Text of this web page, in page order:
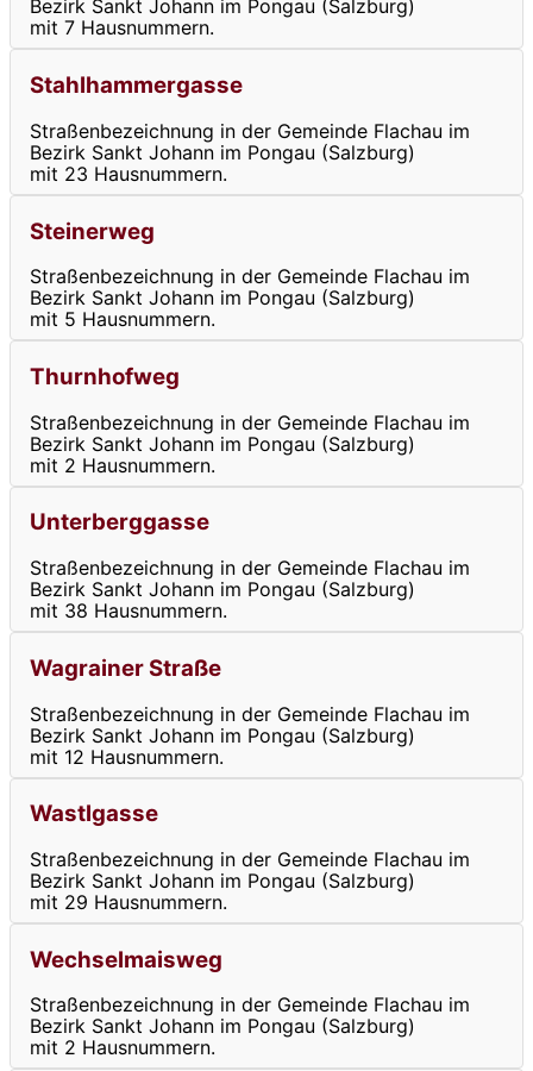
Bezirk Sankt Johann im Pongau (Salzburg)
mit 7 Hausnummern.
Stahlhammergasse
Straßenbezeichnung in der Gemeinde Flachau im
Bezirk Sankt Johann im Pongau (Salzburg)
mit 23 Hausnummern.
Steinerweg
Straßenbezeichnung in der Gemeinde Flachau im
Bezirk Sankt Johann im Pongau (Salzburg)
mit 5 Hausnummern.
Thurnhofweg
Straßenbezeichnung in der Gemeinde Flachau im
Bezirk Sankt Johann im Pongau (Salzburg)
mit 2 Hausnummern.
Unterberggasse
Straßenbezeichnung in der Gemeinde Flachau im
Bezirk Sankt Johann im Pongau (Salzburg)
mit 38 Hausnummern.
Wagrainer Straße
Straßenbezeichnung in der Gemeinde Flachau im
Bezirk Sankt Johann im Pongau (Salzburg)
mit 12 Hausnummern.
Wastlgasse
Straßenbezeichnung in der Gemeinde Flachau im
Bezirk Sankt Johann im Pongau (Salzburg)
mit 29 Hausnummern.
Wechselmaisweg
Straßenbezeichnung in der Gemeinde Flachau im
Bezirk Sankt Johann im Pongau (Salzburg)
mit 2 Hausnummern.